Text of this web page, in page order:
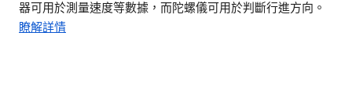
器可用於測量速度等數據，而陀螺儀可用於判斷行進方向。
瞭解詳情